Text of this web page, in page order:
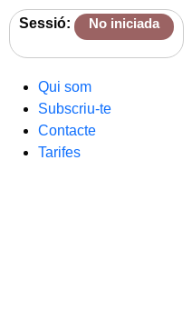
Sessió: No iniciada
Qui som
Subscriu-te
Contacte
Tarifes